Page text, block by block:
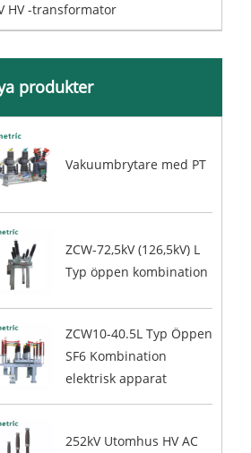
HV -transformator
produkter
Vakuumbrytare med PT
ZCW-72,5kV (126,5kV) L
Typ öppen kombination
ZCW10-40.5L Typ Öppen
SF6 Kombination
elektrisk apparat
252kV Utomhus HV AC